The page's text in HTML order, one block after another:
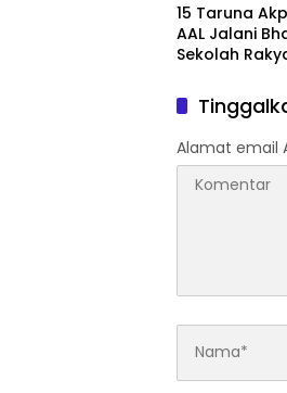
15 Taruna
AAL Jalani
Sekolah
Nasionalisme
Alamat email